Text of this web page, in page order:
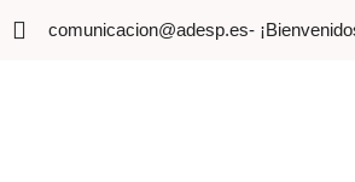
comunicacion@adesp.es-